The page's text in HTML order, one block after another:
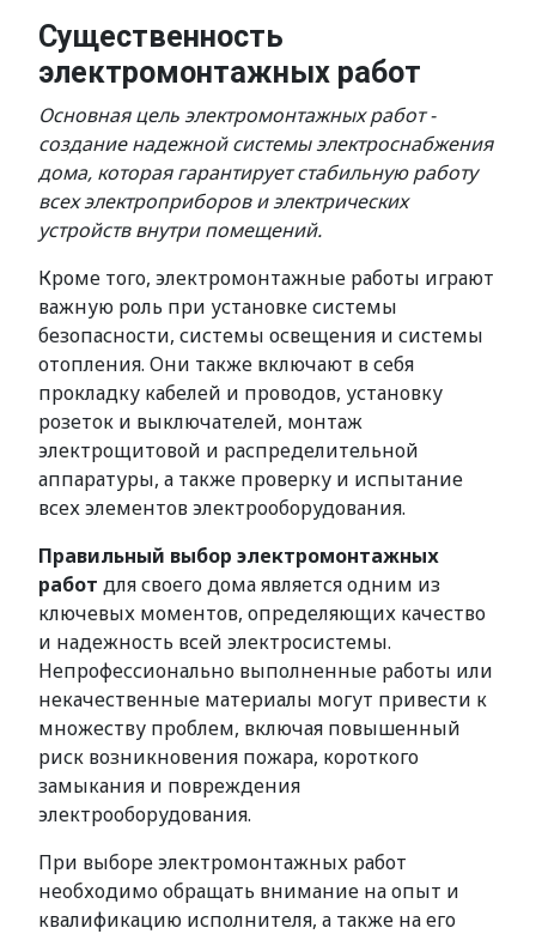
Существенность
электромонтажных работ
Основная цель электромонтажных работ -
создание надежной системы электроснабжения
дома, которая гарантирует стабильную работу
всех электроприборов и электрических
устройств внутри помещений.
Кроме того, электромонтажные работы играют
важную роль при установке системы
безопасности, системы освещения и системы
отопления. Они также включают в себя
прокладку кабелей и проводов, установку
розеток и выключателей, монтаж
электрощитовой и распределительной
аппаратуры, а также проверку и испытание
всех элементов электрооборудования.
Правильный выбор электромонтажных
работ для своего дома является одним из
ключевых моментов, определяющих качество
и надежность всей электросистемы.
Непрофессионально выполненные работы или
некачественные материалы могут привести к
множеству проблем, включая повышенный
риск возникновения пожара, короткого
замыкания и повреждения
электрооборудования.
При выборе электромонтажных работ
необходимо обращать внимание на опыт и
квалификацию исполнителя, а также на его